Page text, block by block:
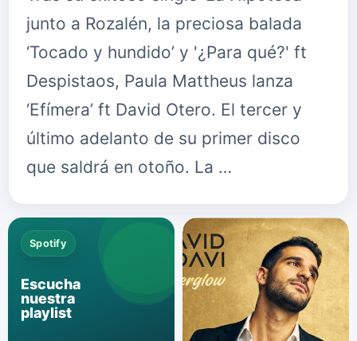
junto a Rozalén, la preciosa balada
‘Tocado y hundido’ y '¿Para qué?' ft
Despistaos, Paula Mattheus lanza
‘Efímera’ ft David Otero. El tercer y
último adelanto de su primer disco
que saldrá en otoño. La …
Spotify
Escucha
nuestra
playlist